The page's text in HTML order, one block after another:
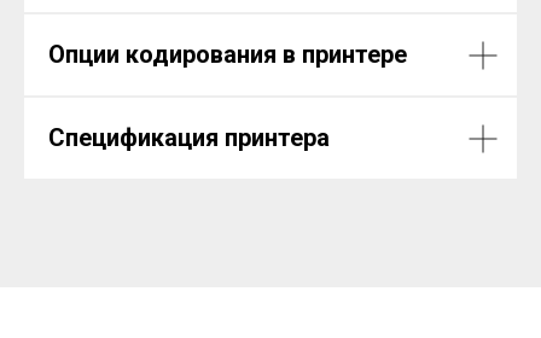
Опции кодирования в принтере
Спецификация принтера